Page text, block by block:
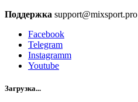
Поддержка support@mixsport.pro
Facebook
Telegram
Instagramm
Youtube
Загрузка...